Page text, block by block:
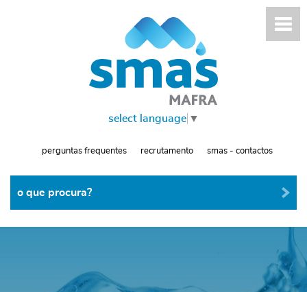
select language ▼
perguntas frequentes recrutamento smas - contactos